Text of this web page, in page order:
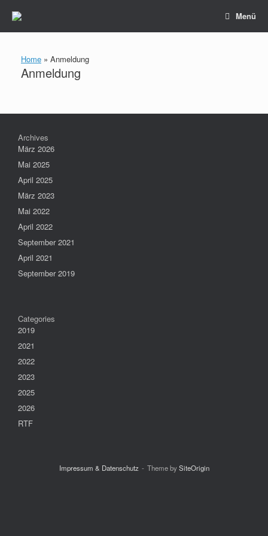
Inhalt
Menü
Home » Anmeldung
Anmeldung
Archives
März 2026
Mai 2025
April 2025
März 2023
Mai 2022
April 2022
September 2021
April 2021
September 2019
Categories
2019
2021
2022
2023
2025
2026
RTF
Impressum & Datenschutz Theme bySiteOrigin